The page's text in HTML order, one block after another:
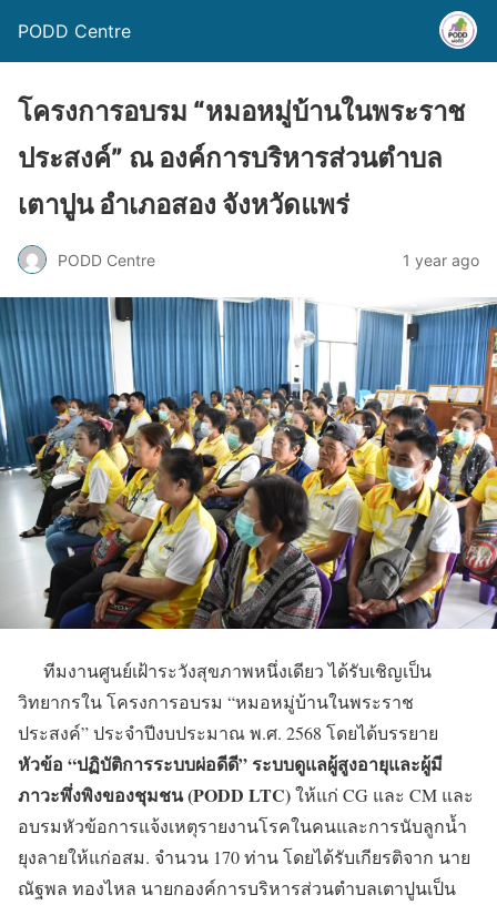
PODD Centre
โครงการอบรม “หมอหมู่บ้านในพระราช
ประสงค์” ณ องค์การบริหารส่วนตำบล
เตาปูน อำเภอสอง จังหวัดแพร่
PODD Centre 1 year ago
ทีมงานศูนย์เฝ้าระวังสุขภาพหนึ่งเดียว ได้รับเชิญเป็น
วิทยากรใน โครงการอบรม “หมอหมู่บ้านในพระราช
ประสงค์” ประจำปีงบประมาณ พ.ศ. 2568 โดยได้บรรยาย
หัวข้อ “ปฏิบัติการระบบผ่อดีดี” ระบบดูแลผู้สูงอายุและผู้มี
ภาวะพึ่งพิงของชุมชน (PODD LTC)ให้แก่ CG และ CM และ
อบรมหัวข้อการแจ้งเหตุรายงานโรคในคนและการนับลูกน้ำ
ยุงลายให้แก่อสม. จำนวน 170 ท่าน โดยได้รับเกียรติจาก นาย
ณัฐพล ทองไหล นายกองค์การบริหารส่วนตำบลเตาปูนเป็น